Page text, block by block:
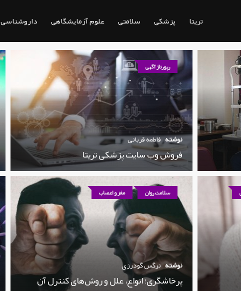
تریتا پزشکی سلامتی علوم آزمایشگاهی داروشناسی
رپورتاژ آگهی
نوشته فاطمه قربانی
فروش وب سایت پزشکی تریتا
سلامت روان مغز و اعصاب
نوشته نرگس گودرزی
پرخاشگری؛ انواع، علل و روش‌های کنترل آن